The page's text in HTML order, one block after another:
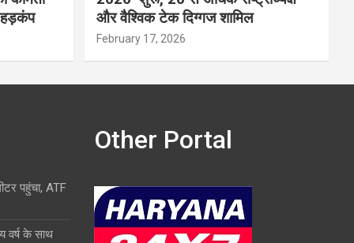
हड़कंप
और वैश्विक टेक दिग्गज शामिल
February 17, 2026
पहुंचा, ATF
वर्ष के साथ
Other Portal